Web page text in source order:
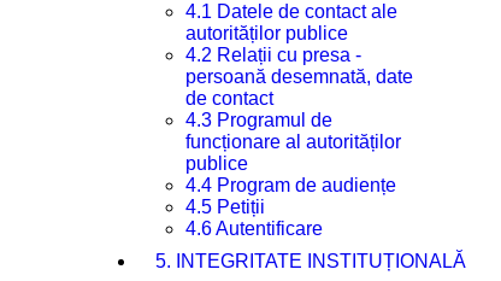
4.1 Datele de contact ale
autorităților publice
4.2 Relații cu presa -
persoană desemnată, date
de contact
4.3 Programul de
funcționare al autorităților
publice
4.4 Program de audiențe
4.5 Petiții
4.6 Autentificare
5. INTEGRITATE INSTITUȚIONALĂ